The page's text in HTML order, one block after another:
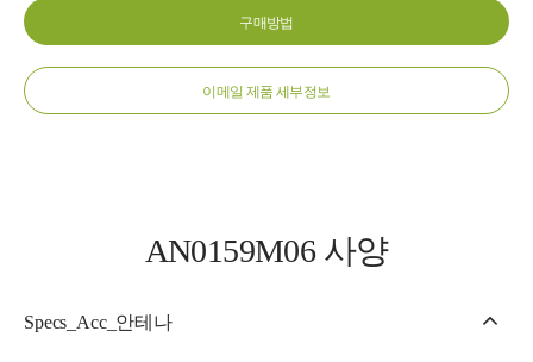
구매방법
이메일 제품 세부정보
AN0159M06 사양
Specs_Acc_안테나